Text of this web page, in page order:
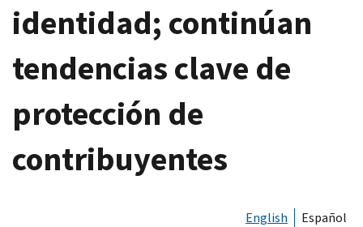
identidad; continúan
tendencias clave de
protección de
contribuyentes
English Español